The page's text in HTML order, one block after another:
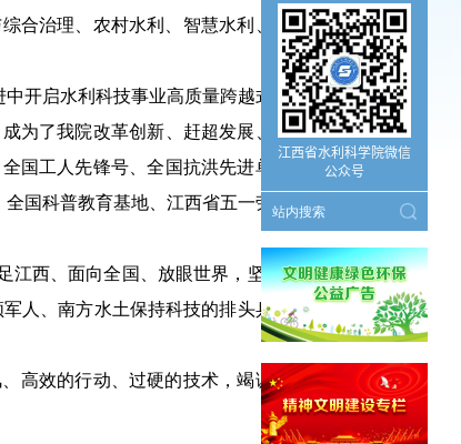
合治理、农村水利、智慧水利、水土
中开启水利科技事业高质量跨越式发展
为了我院改革创新、赶超发展、争创
全国工人先锋号、全国抗洪先进单位、
国科普教育基地、 江西省五一劳动奖
西、面向全国、放眼世界， 坚持“科
人、南方水土保持科技的排头兵，现
高效的行动、过硬的技术，竭诚为社
江西省水利科学院微信
公众号